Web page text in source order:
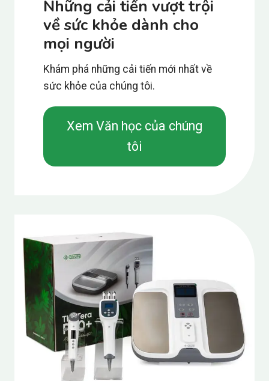
Những cải tiến vượt trội
về sức khỏe dành cho
mọi người
Khám phá những cải tiến mới nhất về
sức khỏe của chúng tôi.
Xem Văn học của chúng
tôi